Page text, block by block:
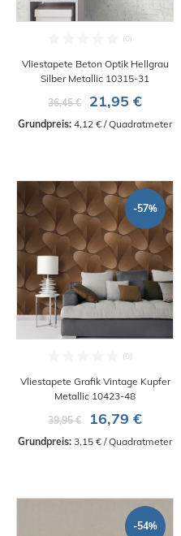
Vliestapete Beton Optik Hellgrau
Silber Metallic 10315-31
36,45 €
21,95 €
Grundpreis: 4,12 € / Quadratmeter
-57%
Vliestapete Grafik Vintage Kupfer
Metallic 10423-48
39,95 €
16,79 €
Grundpreis: 3,15 € / Quadratmeter
-54%